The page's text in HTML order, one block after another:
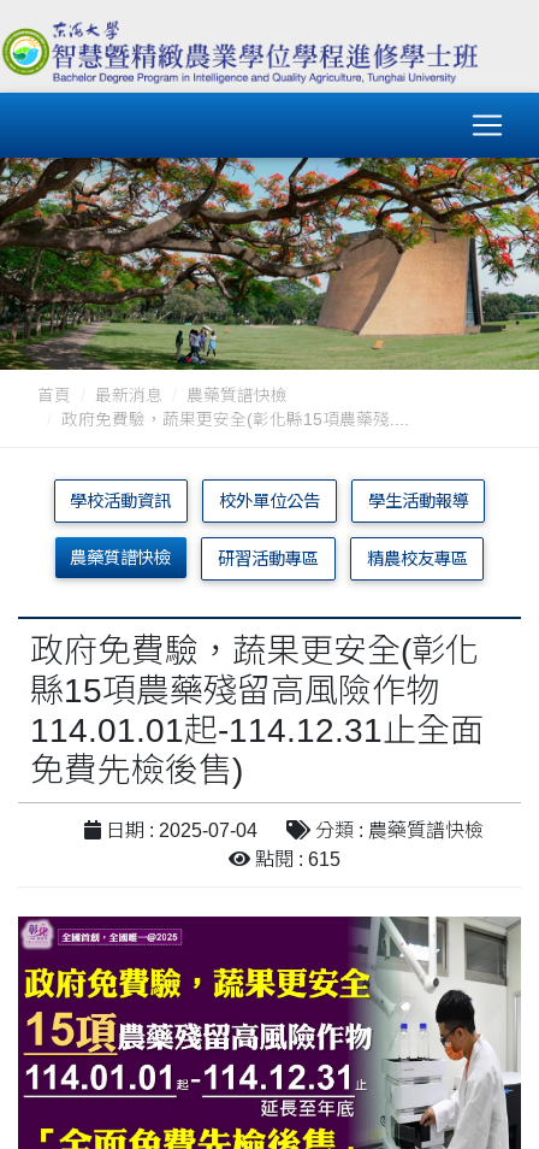
首頁 最新消息
農藥質譜快檢
政府免費驗，蔬果更安全(彰化縣15項農藥殘....
學校活動資訊 校外單位公告 學生活動報導
農藥質譜快檢 研習活動專區 精農校友專區
政府免費驗，蔬果更安全(彰化
縣15項農藥殘留高風險作物
114.01.01起-114.12.31止全面
免費先檢後售)
日期 : 2025-07-04
分類 : 農藥質譜快檢
點閱 : 615